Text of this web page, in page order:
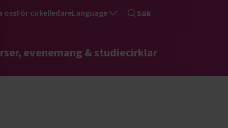
ossFör cirkelledareLanguage Sök
evenemang & studiecirklar